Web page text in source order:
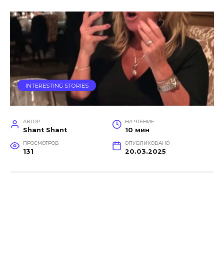
INTERESTING STORIES
АВТОР
Shant Shant
НА ЧТЕНИЕ
10 мин
ПРОСМОТРОВ
131
ОПУБЛИКОВАНО
20.03.2025